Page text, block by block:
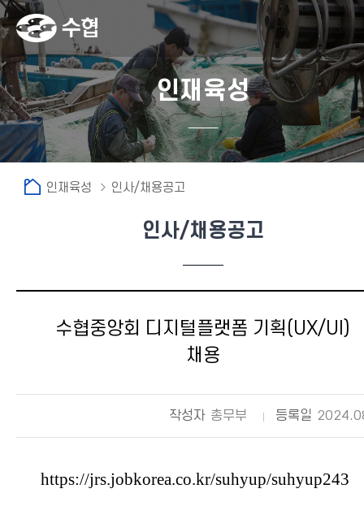
인재육성
인재육성 인사/채용공고
인사/채용공고
수협중앙회 디지털플랫폼 기획(UX/UI)
채용
작성자 총무부 등록일
https://jrs.jobkorea.co.kr/suhyup/suhyup243